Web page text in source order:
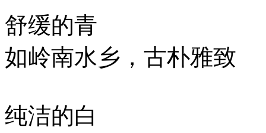
舒缓的青
如岭南水乡，古朴雅致
纯洁的白